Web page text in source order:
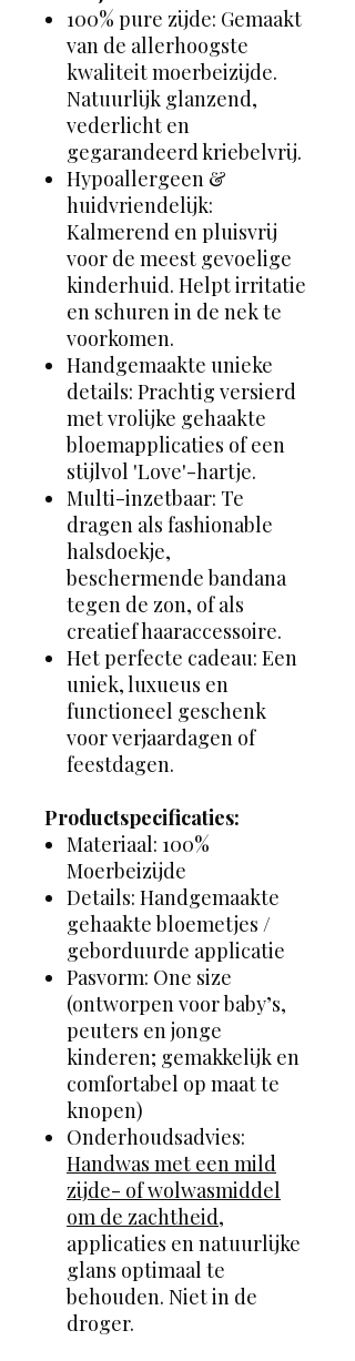
100% pure zijde: Gemaakt
van de allerhoogste
kwaliteit moerbeizijde.
Natuurlijk glanzend,
vederlicht en
gegarandeerd kriebelvrij.
Hypoallergeen &
huidvriendelijk:
Kalmerend en pluisvrij
voor de meest gevoelige
kinderhuid. Helpt irritatie
en schuren in de nek te
voorkomen.
Handgemaakte unieke
details: Prachtig versierd
met vrolijke gehaakte
bloemapplicaties of een
stijlvol 'Love'-hartje.
Multi-inzetbaar: Te
dragen als fashionable
halsdoekje,
beschermende bandana
tegen de zon, of als
creatief haaraccessoire.
Het perfecte cadeau: Een
uniek, luxueus en
functioneel geschenk
voor verjaardagen of
feestdagen.
Productspecificaties:
Materiaal: 100%
Moerbeizijde
Details: Handgemaakte
gehaakte bloemetjes /
geborduurde applicatie
Pasvorm: One size
(ontworpen voor baby’s,
peuters en jonge
kinderen; gemakkelijk en
comfortabel op maat te
knopen)
Onderhoudsadvies:
Handwas met een mild
zijde- of wolwasmiddel
om de zachtheid,
applicaties en natuurlijke
glans optimaal te
behouden. Niet in de
droger.